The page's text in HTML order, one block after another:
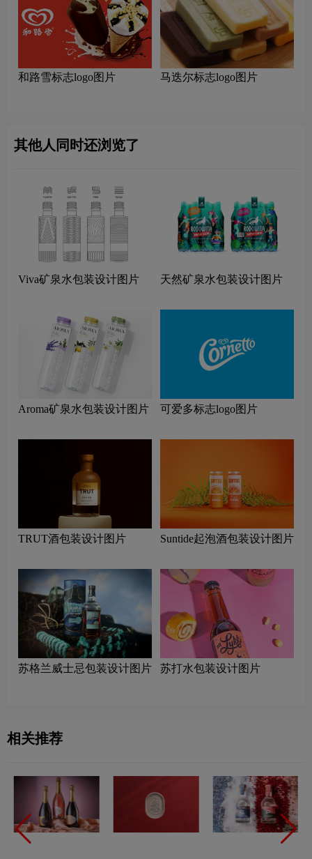
和路雪标志logo图片 马迭尔标志logo图片
其他人同时还浏览了
Viva矿泉水包装设计图片 天然矿泉水包装设计图片
Aroma矿泉水包装设计图片 可爱多标志logo图片
TRUT酒包装设计图片 Suntide起泡酒包装设计图片
苏格兰威士忌包装设计图片 苏打水包装设计图片
相关推荐